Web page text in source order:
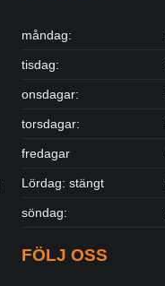
måndag:
tisdag:
onsdagar:
torsdagar:
fredagar
Lördag: stängt
söndag:
FÖLJ OSS